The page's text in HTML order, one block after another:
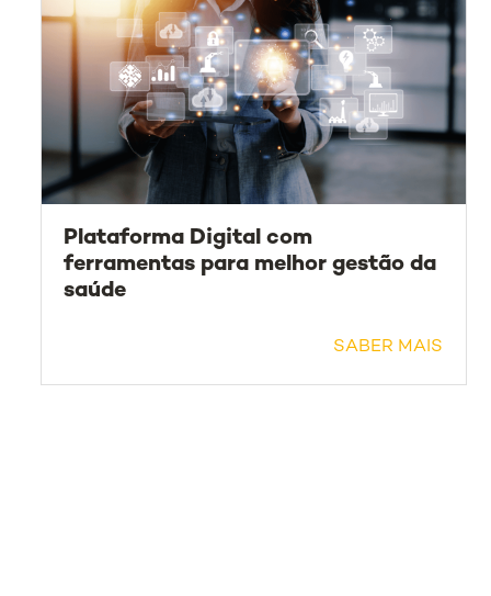
Plataforma Digital com
ferramentas para melhor gestão da
saúde
SABER MAIS